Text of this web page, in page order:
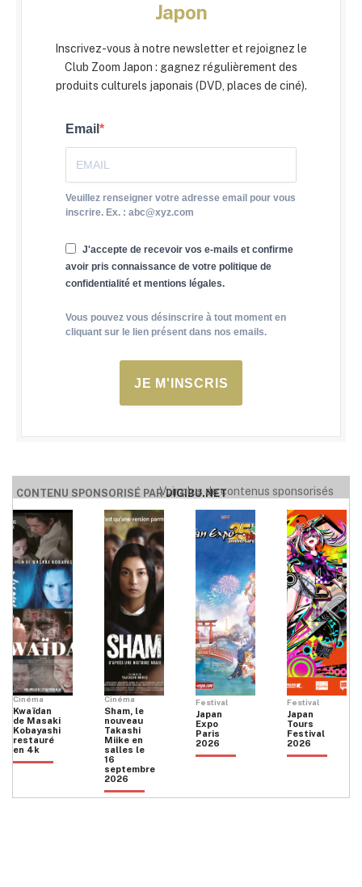
Japon
Inscrivez-vous à notre newsletter et rejoignez le
Club Zoom Japon : gagnez régulièrement des
produits culturels japonais (DVD, places de ciné).
Email
Veuillez renseigner votre adresse email pour vous
inscrire. Ex. : abc@xyz.com
J'accepte de recevoir vos e-mails et confirme
avoir pris connaissance de votre politique de
confidentialité et mentions légales.
Vous pouvez vous désinscrire à tout moment en
cliquant sur le lien présent dans nos emails.
JE M'INSCRIS
CONTENU SPONSORISÉ PARDIGIBU.NET
Voir plus de contenus sponsorisés
Cinéma
Kwaïdan
de Masaki
Kobayashi
restauré
en 4k
Cinéma
Sham, le
nouveau
Takashi
Miike en
salles le
16
septembre
2026
Festival
Japan
Expo
Paris
2026
Festival
Japan
Tours
Festival
2026